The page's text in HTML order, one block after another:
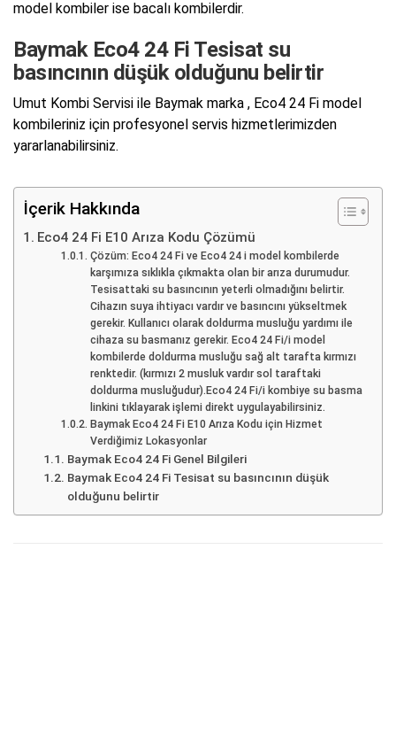
model kombiler ise bacalı kombilerdir.
Baymak Eco4 24 Fi Tesisat su
basıncının düşük olduğunu belirtir
Umut Kombi Servisi ile Baymak marka , Eco4 24 Fi model
kombileriniz için profesyonel servis hizmetlerimizden
yararlanabilirsiniz.
İçerik Hakkında
Eco4 24 Fi E10 Arıza Kodu Çözümü
Çözüm: Eco4 24 Fi ve Eco4 24 i model kombilerde
karşımıza sıklıkla çıkmakta olan bir arıza durumudur.
Tesisattaki su basıncının yeterli olmadığını belirtir.
Cihazın suya ihtiyacı vardır ve basıncını yükseltmek
gerekir. Kullanıcı olarak doldurma musluğu yardımı ile
cihaza su basmanız gerekir. Eco4 24 Fi/i model
kombilerde doldurma musluğu sağ alt tarafta kırmızı
renktedir. (kırmızı 2 musluk vardır sol taraftaki
doldurma musluğudur).Eco4 24 Fi/i kombiye su basma
linkini tıklayarak işlemi direkt uygulayabilirsiniz.
Baymak Eco4 24 Fi E10 Arıza Kodu için Hizmet
Verdiğimiz Lokasyonlar
Baymak Eco4 24 Fi Genel Bilgileri
Baymak Eco4 24 Fi Tesisat su basıncının düşük
olduğunu belirtir